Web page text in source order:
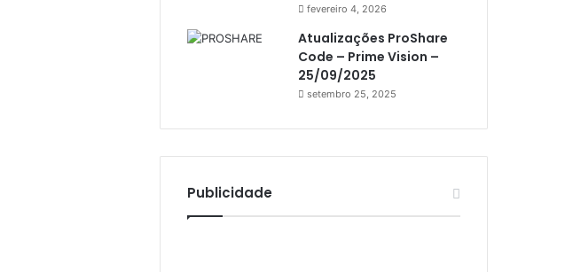
Athomics Inspire Qi Lite
Athomics S3
Athomics T3
ATV
fevereiro 4, 2026
Atualizações ProShare
Code – Prime Vision –
25/09/2025
setembro 25, 2025
Publicidade